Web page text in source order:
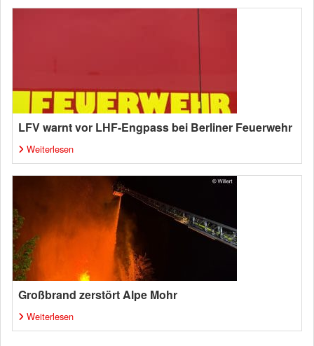
LFV warnt vor LHF-Engpass bei Berliner Feuerwehr
Weiterlesen
Großbrand zerstört Alpe Mohr
Weiterlesen